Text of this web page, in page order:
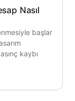
Nasıl
başlar
kaybı